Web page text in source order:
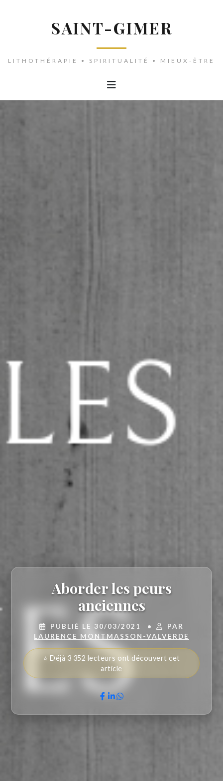
SAINT-GIMER
LITHOTHÉRAPIE • SPIRITUALITÉ • MIEUX-ÊTRE
Aborder les peurs
anciennes
PUBLIÉ LE 30/03/2021 •
PAR
LAURENCE MONTMASSON-VALVERDE
⭐ Déjà 3 352 lecteurs ont découvert cet
article